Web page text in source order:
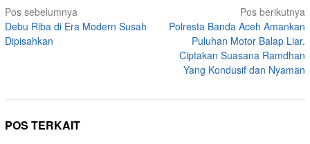
Navigasi
pos
Pos sebelumnya
Debu Riba di Era Modern Susah
Dipisahkan
Pos berikutnya
Polresta Banda Aceh Amankan
Puluhan Motor Balap Liar.
Ciptakan Suasana Ramdhan
Yang Kondusif dan Nyaman
POS TERKAIT